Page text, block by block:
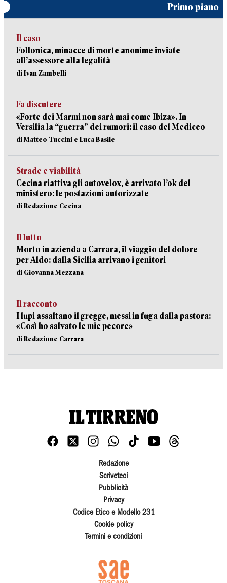
Primo piano
Il caso
Follonica, minacce di morte anonime inviate
all’assessore alla legalità
di Ivan Zambelli
Fa discutere
«Forte dei Marmi non sarà mai come Ibiza». In
Versilia la “guerra” dei rumori: il caso del Mediceo
di Matteo Tuccini e Luca Basile
Strade e viabilità
Cecina riattiva gli autovelox, è arrivato l’ok del
ministero: le postazioni autorizzate
di Redazione Cecina
Il lutto
Morto in azienda a Carrara, il viaggio del dolore
per Aldo: dalla Sicilia arrivano i genitori
di Giovanna Mezzana
Il racconto
I lupi assaltano il gregge, messi in fuga dalla pastora:
«Così ho salvato le mie pecore»
di Redazione Carrara
Redazione
Scriveteci
Pubblicità
Privacy
Codice Etico e Modello 231
Cookie policy
Termini e condizioni